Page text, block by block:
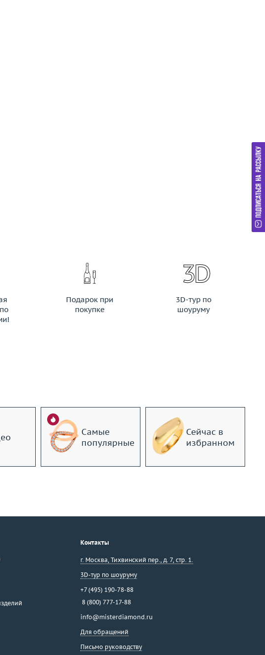
Подарок при
покупке
3D-тур по
шоуруму
Самые
популярные
Сейчас в
избранном
Контакты
г. Москва, Тихвинский пер., д. 7, стр. 1.
3D-тур по шоуруму
+7 (495) 190-78-88
8 (800) 777-17-88
info@misterdiamond.ru
Для обращений
Письмо руководству